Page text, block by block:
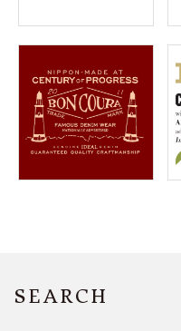
meeting_room ログイン
SEARCH